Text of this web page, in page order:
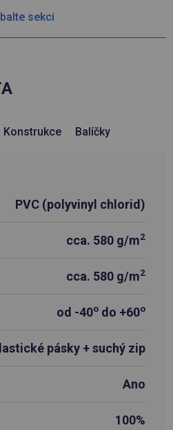
sekci
Konstrukce Balíčky
PVC (polyvinyl chlorid)
cca. 580 g/m2
cca. 580 g/m2
od -40o do +60o
pásky + suchý zip
Ano
100%